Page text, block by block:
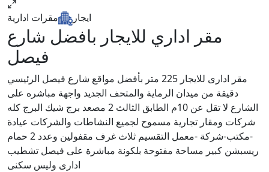
ايجار مقرات ادارية
مقر اداري للايجار بافضل شارع
فيصل
مقر ادارى للايجار 225 متر بأفضل مواقع شارع فيصل الرئيسي
دقيقة من ميدان الرماية والمتحف الجديد واجهة مباشره على
الشارع لا تقل عن 10م الطابق الثالث 2 مصعد برج شيك البرج كله
شركات ومقار تجارية مسموح لجميع النشاطات والشركات عيادة
-مكتب-شركة -معمل التقسيم ثلاث غرف مقفولين وعدد 2 حمام
ريسبشن كبير مساحة مفتوحة بلكونة مباشرة على فيصل تشطيب
ادارى وليس سكنى